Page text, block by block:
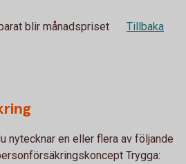
blir månadspriset
Tillbaka
nytecknar en eller flera av följande
Trygga: